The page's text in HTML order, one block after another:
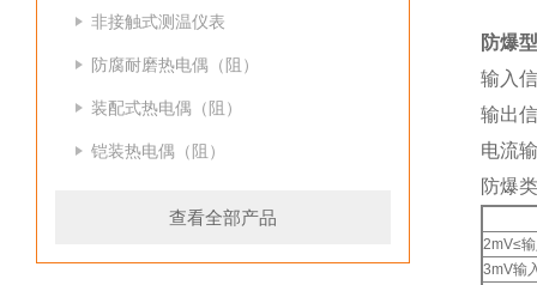
非接触式测温仪表
防腐耐磨热电偶（阻）
装配式热电偶（阻）
铠装热电偶（阻）
查看全部产品
防爆
输入
输出
电流
防爆
2mV≤
3mV输